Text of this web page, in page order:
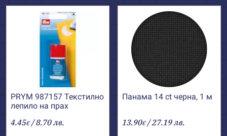
PRYM 987157 Текстилно
лепило на прах
4.45€ / 8.70 лв.
Панама 14 ct черна, 1 м
13.90€ / 27.19 лв.